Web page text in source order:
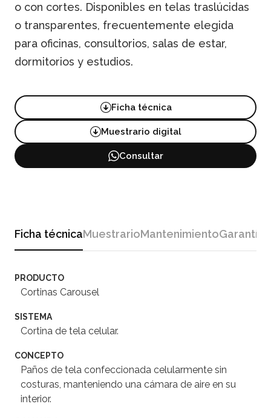
o con cortes. Disponibles en telas traslúcidas
o transparentes, frecuentemente elegida
para oficinas, consultorios, salas de estar,
dormitorios y estudios.
Ficha técnica
Muestrario digital
Consultar
Ficha técnicaMuestrarioMantenimientoGarantía
PRODUCTO
Cortinas Carousel
SISTEMA
Cortina de tela celular.
CONCEPTO
Paños de tela confeccionada celularmente sin
costuras, manteniendo una cámara de aire en su
interior.